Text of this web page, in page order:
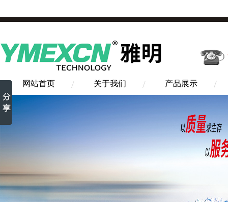
网站首页 关于我们 产品展示